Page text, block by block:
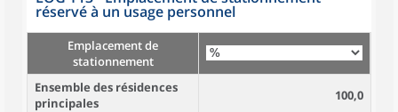
réservé à un usage personnel
Emplacement de
stationnement
Ensemble des résidences
principales
100,0